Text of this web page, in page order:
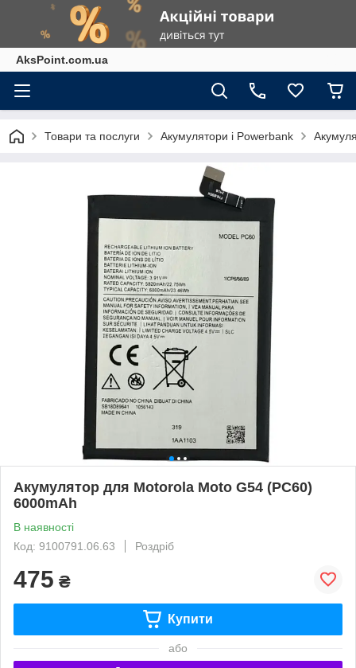
AksPoint.com.ua
Товари та послуги Акумулятори і Powerbank
Акумулятор для Motorola Moto G54 (PC60)
6000mAh
В наявності
Код: 9100791.06.63
Роздріб
475 ₴
Купити
або